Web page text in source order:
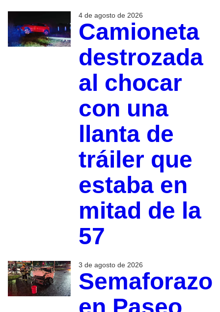
4 de agosto de 2026
Camioneta
destrozada
al chocar
con una
llanta de
tráiler que
estaba en
mitad de la
57
3 de agosto de 2026
Semaforazo